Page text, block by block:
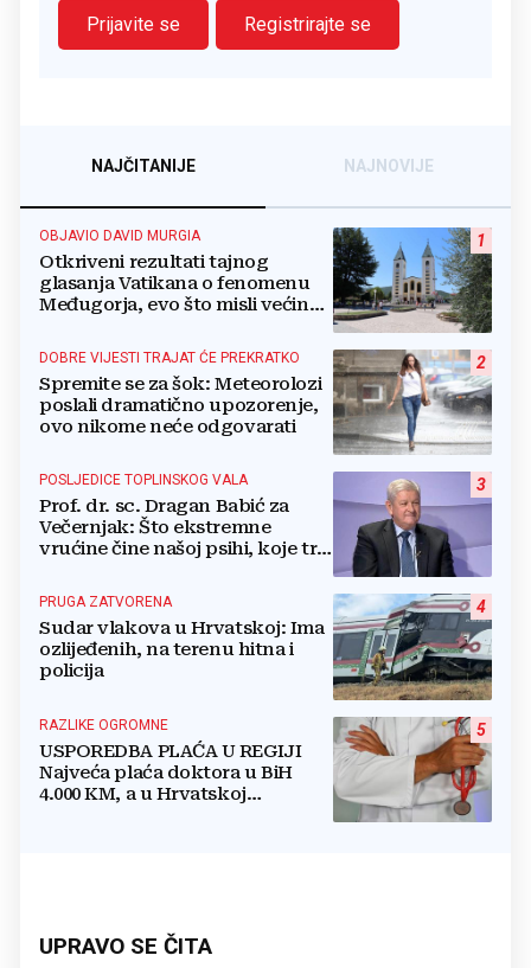
Prijavite se
Registrirajte se
NAJČITANIJE NAJNOVIJE
1
OBJAVIO DAVID MURGIA
Otkriveni rezultati tajnog
glasanja Vatikana o fenomenu
Međugorja, evo što misli većina
2
DOBRE VIJESTI TRAJAT ĆE PREKRATKO
Spremite se za šok: Meteorolozi
poslali dramatično upozorenje,
ovo nikome neće odgovarati
3
POSLJEDICE TOPLINSKOG VALA
Prof. dr. sc. Dragan Babić za
Večernjak: Što ekstremne
vrućine čine našoj psihi, koje tri
boriti...
4
PRUGA ZATVORENA
Sudar vlakova u Hrvatskoj: Ima
ozlijeđenih, na terenu hitna i
policija
5
RAZLIKE OGROMNE
USPOREDBA PLAĆA U REGIJI
Najveća plaća doktora u BiH
4.000 KM, a u Hrvatskoj
UPRAVO SE ČITA